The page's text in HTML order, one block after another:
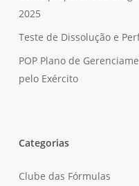
2025
Teste de Dissolução e
POP Plano de
pelo Exército
Categorias
Clube das Fórmulas